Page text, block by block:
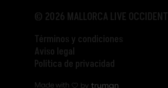
© 2026 MALLORCA LIVE OCCIDENT
Términos y condiciones
Aviso legal
Política de privacidad